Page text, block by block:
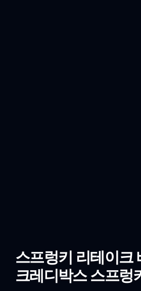
스프렁키 리테이크
크레디박스 스프렁